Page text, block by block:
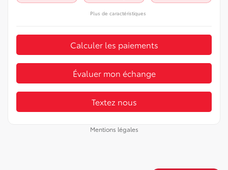
Plus de caractéristiques
Calculer les paiements
Évaluer mon échange
Textez nous
Mentions légales